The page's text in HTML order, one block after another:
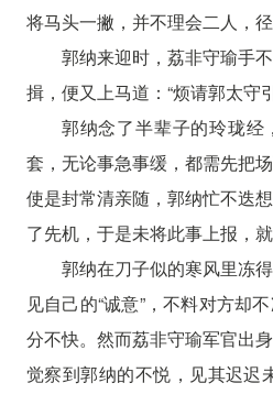
将马头一撇，并不理会二人，
郭纳来迎时，荔非守瑜手
揖，便又上马道：“烦请郭太守
郭纳念了半辈子的玲珑经
套，无论事急事缓，都需先把
使是封常清亲随，郭纳忙不迭
了先机，于是未将此事上报，
郭纳在刀子似的寒风里冻
见自己的“诚意”，不料对方却
分不快。然而荔非守瑜军官出
觉察到郭纳的不悦，见其迟迟